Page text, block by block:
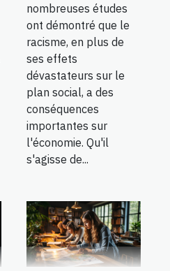
nombreuses études
ont démontré que le
racisme, en plus de
ses effets
dévastateurs sur le
plan social, a des
conséquences
importantes sur
l'économie. Qu'il
s'agisse de...